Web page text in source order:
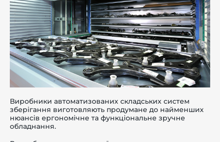
Виробники автоматизованих складських систем
зберігання виготовляють продумане до найменших
нюансів ергономічне та функціональне зручне
обладнання.